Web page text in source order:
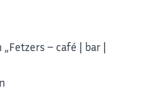
– café | bar |